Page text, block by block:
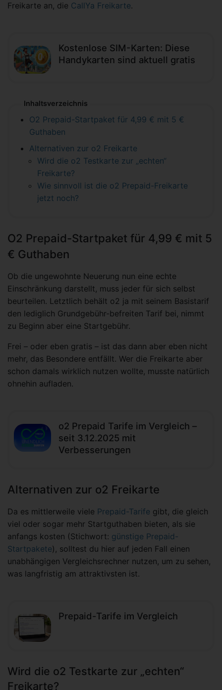
Freikarte an, die CallYa Freikarte.
Kostenlose SIM-Karten: Diese
Handykarten sind aktuell gratis
Inhaltsverzeichnis
O2 Prepaid-Startpaket für 4,99 € mit 5 €
Guthaben
Alternativen zur o2 Freikarte
Wird die o2 Testkarte zur „echten“
Freikarte?
Wie sinnvoll ist die o2 Prepaid-Freikarte
jetzt noch?
O2 Prepaid-Startpaket für 4,99 € mit 5
€ Guthaben
Ob die ungewohnte Neuerung nun eine echte
Einschränkung darstellt, muss jeder für sich selbst
beurteilen. Letztlich behält o2 ja mit seinem Basistarif
den lediglich Grundgebühr-befreiten Tarif bei, nimmt
zu Beginn aber eine Startgebühr.
Frei – oder eben gratis – ist das dann aber eben nicht
mehr, das Besondere entfällt. Wer die Freikarte aber
schon damals wirklich nutzen wollte, musste natürlich
ohnehin aufladen.
o2 Prepaid Tarife im Vergleich –
seit 3.12.2025 mit
Verbesserungen
Alternativen zur o2 Freikarte
Da es mittlerweile viele Prepaid-Tarife gibt, die gleich
viel oder sogar mehr Startguthaben bieten, als sie
anfangs kosten (Stichwort: günstige Prepaid-
Startpakete), solltest du hier auf jeden Fall einen
unabhängigen Vergleichsrechner nutzen, um zu sehen,
was langfristig am attraktivsten ist.
Prepaid-Tarife im Vergleich
Wird die o2 Testkarte zur „echten“
Freikarte?